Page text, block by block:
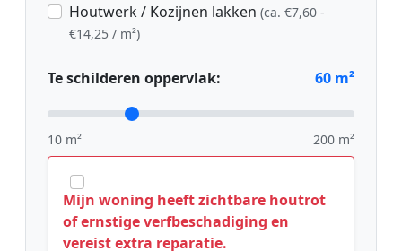
Houtwerk / Kozijnen lakken (ca. €7,60 -
€14,25 / m²)
Te schilderen oppervlak: 60 m²
10 m² 200 m²
Mijn woning heeft zichtbare houtrot
of ernstige verfbeschadiging en
vereist extra reparatie.